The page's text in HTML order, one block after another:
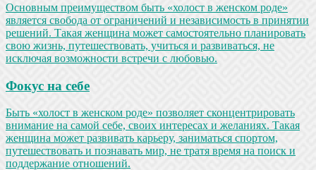
Основным преимуществом быть «холост в женском роде»
является свобода от ограничений и независимость в принятии
решений. Такая женщина может самостоятельно планировать
свою жизнь, путешествовать, учиться и развиваться, не
исключая возможности встречи с любовью.
Фокус на себе
Быть «холост в женском роде» позволяет сконцентрировать
внимание на самой себе, своих интересах и желаниях. Такая
женщина может развивать карьеру, заниматься спортом,
путешествовать и познавать мир, не тратя время на поиск и
поддержание отношений.